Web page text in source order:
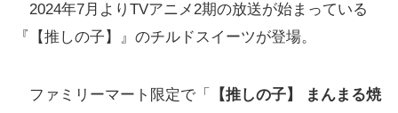
2024年7月よりTVアニメ2期の放送が始まっている
『【推しの子】』のチルドスイーツが登場。
ファミリーマート限定で「
【推しの子】 まんまる焼